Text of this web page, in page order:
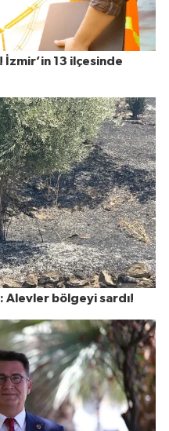
13 ilçesinde
Alevler bölgeyi sardı!